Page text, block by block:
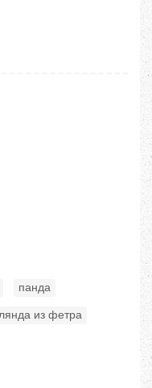
панда
из фетра